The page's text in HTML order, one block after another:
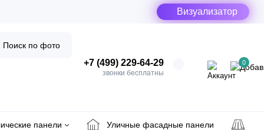
Визуализатор
+7 (499) 229-64-29
звонки бесплатны
0
Поиск по фото
панели Уличные фасадные панели